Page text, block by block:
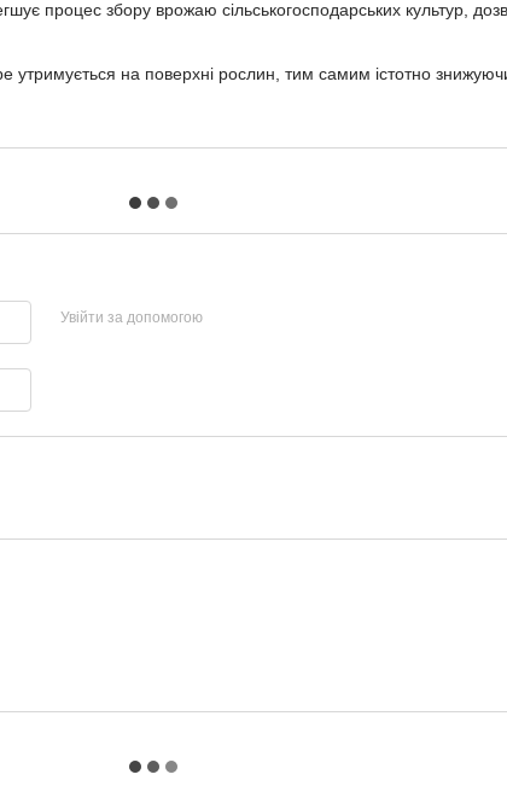
процес збору врожаю сільськогосподарських культур,
на поверхні рослин, тим самим істотно
Увійти за допомогою